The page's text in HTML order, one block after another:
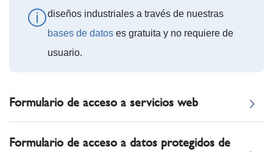
diseños industriales a través de nuestras
bases de datos es gratuita y no requiere de
usuario.
Formulario de acceso a servicios web
Formulario de acceso a datos protegidos de